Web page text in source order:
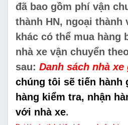
đã bao gồm phí vận
thành HN, ngoại thành
khác có thể mua hàng
nhà xe vận chuyển
sau: Danh sách nhà
chúng tôi sẽ tiến hành
hàng kiểm tra, nhận
với nhà xe.